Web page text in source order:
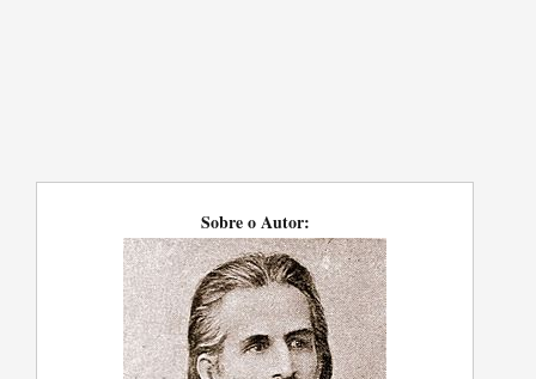
Sobre o Autor: